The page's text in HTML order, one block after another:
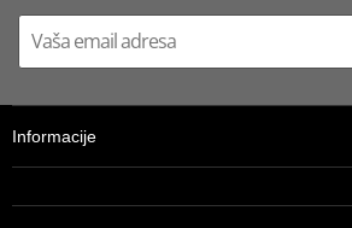
Informacije